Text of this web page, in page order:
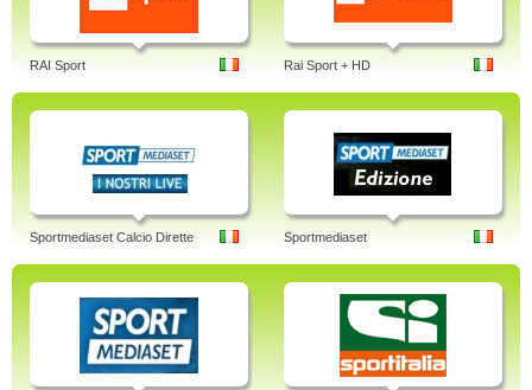
RAI Sport Rai Sport + HD
Sportmediaset Calcio Dirette Sportmediaset